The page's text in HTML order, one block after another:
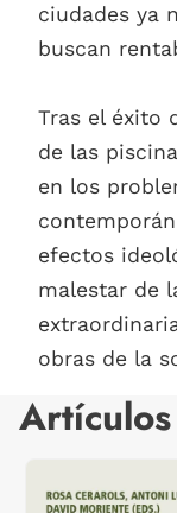
ciudades ya
buscan
Tras el éxito
de las
en los
efectos
malestar de
obras de la